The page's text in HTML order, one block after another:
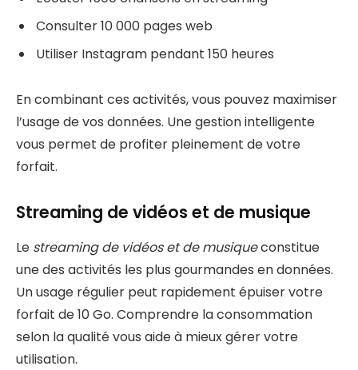
Consulter 10 000 pages web
Utiliser Instagram pendant 150 heures
En combinant ces activités, vous pouvez maximiser
l’usage de vos données. Une gestion intelligente
vous permet de profiter pleinement de votre
forfait.
Streaming de vidéos et de musique
Le streaming de vidéos et de musiqueconstitue
une des activités les plus gourmandes en données.
Un usage régulier peut rapidement épuiser votre
forfait de 10 Go. Comprendre la consommation
selon la qualité vous aide à mieux gérer votre
utilisation.